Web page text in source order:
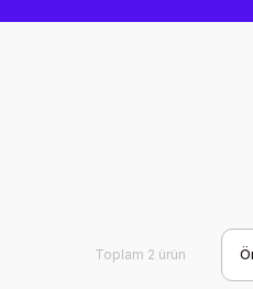
Toplam 2 ürün